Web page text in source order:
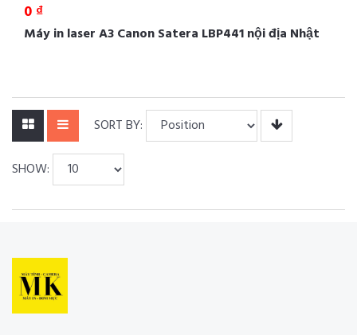
0 ₫
Máy in laser A3 Canon Satera LBP441 nội địa Nhật
SORT BY:
SHOW: